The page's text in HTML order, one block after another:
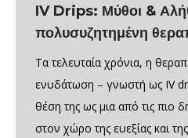
IV Drips: Μύθοι &
πολυσυζητημένη
Τα τελευταία χρόνια, η
ενυδάτωση – γνωστή ως IV
θέση της ως μια από τις πιο
στον χώρο της ευεξίας και